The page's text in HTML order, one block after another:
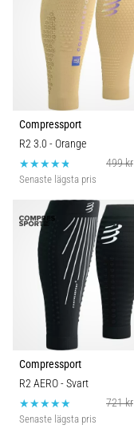
Compressport
R2 3.0 - Orange
499 kr
Senaste lägsta pris
Compressport
R2 AERO- Svart
721 kr
Senaste lägsta pris